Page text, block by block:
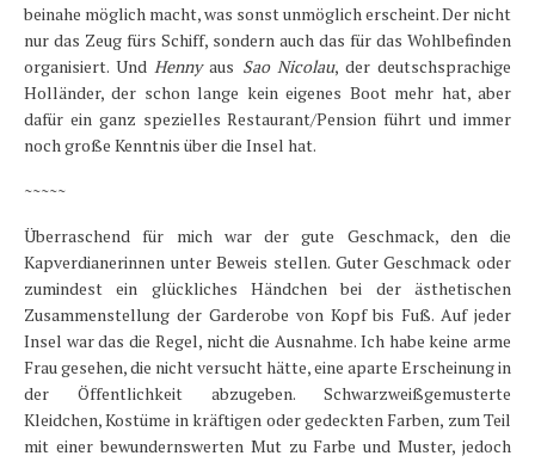
beinahe möglich macht, was sonst unmöglich erscheint. Der nicht
nur das Zeug fürs Schiff, sondern auch das für das Wohlbefinden
organisiert. Und Hennyaus Sao Nicolau, der deutschsprachige
Holländer, der schon lange kein eigenes Boot mehr hat, aber
dafür ein ganz spezielles Restaurant/Pension führt und immer
noch große Kenntnis über die Insel hat.
~~~~~
Überraschend für mich war der gute Geschmack, den die
Kapverdianerinnen unter Beweis stellen. Guter Geschmack oder
zumindest ein glückliches Händchen bei der ästhetischen
Zusammenstellung der Garderobe von Kopf bis Fuß. Auf jeder
Insel war das die Regel, nicht die Ausnahme. Ich habe keine arme
Frau gesehen, die nicht versucht hätte, eine aparte Erscheinung in
der Öffentlichkeit abzugeben. Schwarzweißgemusterte
Kleidchen, Kostüme in kräftigen oder gedeckten Farben, zum Teil
mit einer bewundernswerten Mut zu Farbe und Muster, jedoch